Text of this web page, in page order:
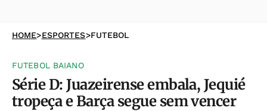
HOME>ESPORTES>FUTEBOL
FUTEBOL BAIANO
Série D: Juazeirense embala, Jequié
tropeça e Barça segue sem vencer